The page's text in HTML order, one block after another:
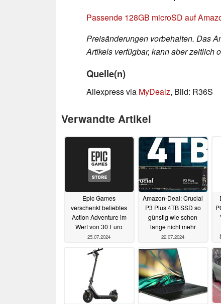
Passende 128GB microSD auf
Preisänderungen vorbehalten. Das
Artikels verfügbar, kann aber zeitlich
Quelle(n)
Aliexpress via MyDealz, Bild: R36S
Verwandte Artikel
Epic Games
verschenkt beliebtes
Action Adventure im
Wert von 30 Euro
25.07.2024
Amazon-Deal: Crucial
P3 Plus 4TB SSD so
günstig wie schon
lange nicht mehr
22.07.2024